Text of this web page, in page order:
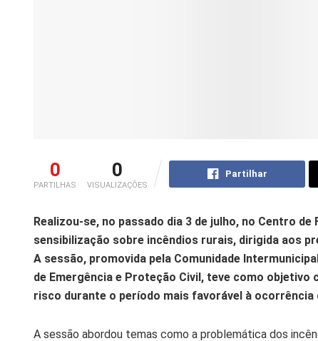
0
PARTILHAS
0
VISUALIZAÇÕES
Partilhar
Realizou-se, no passado dia 3 de julho, no Centro
sensibilização sobre incêndios rurais, dirigida aos
A sessão, promovida pela Comunidade
de Emergência e Proteção Civil, teve como
risco durante o período mais favorável à ocorrência
A sessão abordou temas como a problemática dos